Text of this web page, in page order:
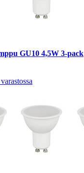
GU10 4,5W 3-pack